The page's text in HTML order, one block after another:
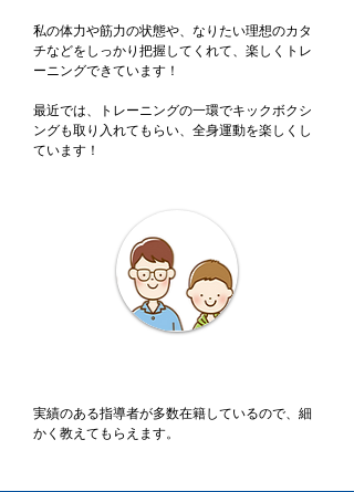
私の体力や筋力の状態や、なりたい理想のカタ
チなどをしっかり把握してくれて、楽しくトレ
ーニングできています！
最近では、トレーニングの一環でキックボクシ
ングも取り入れてもらい、全身運動を楽しくし
ています！
実績のある指導者が多数在籍しているので、細
かく教えてもらえます。